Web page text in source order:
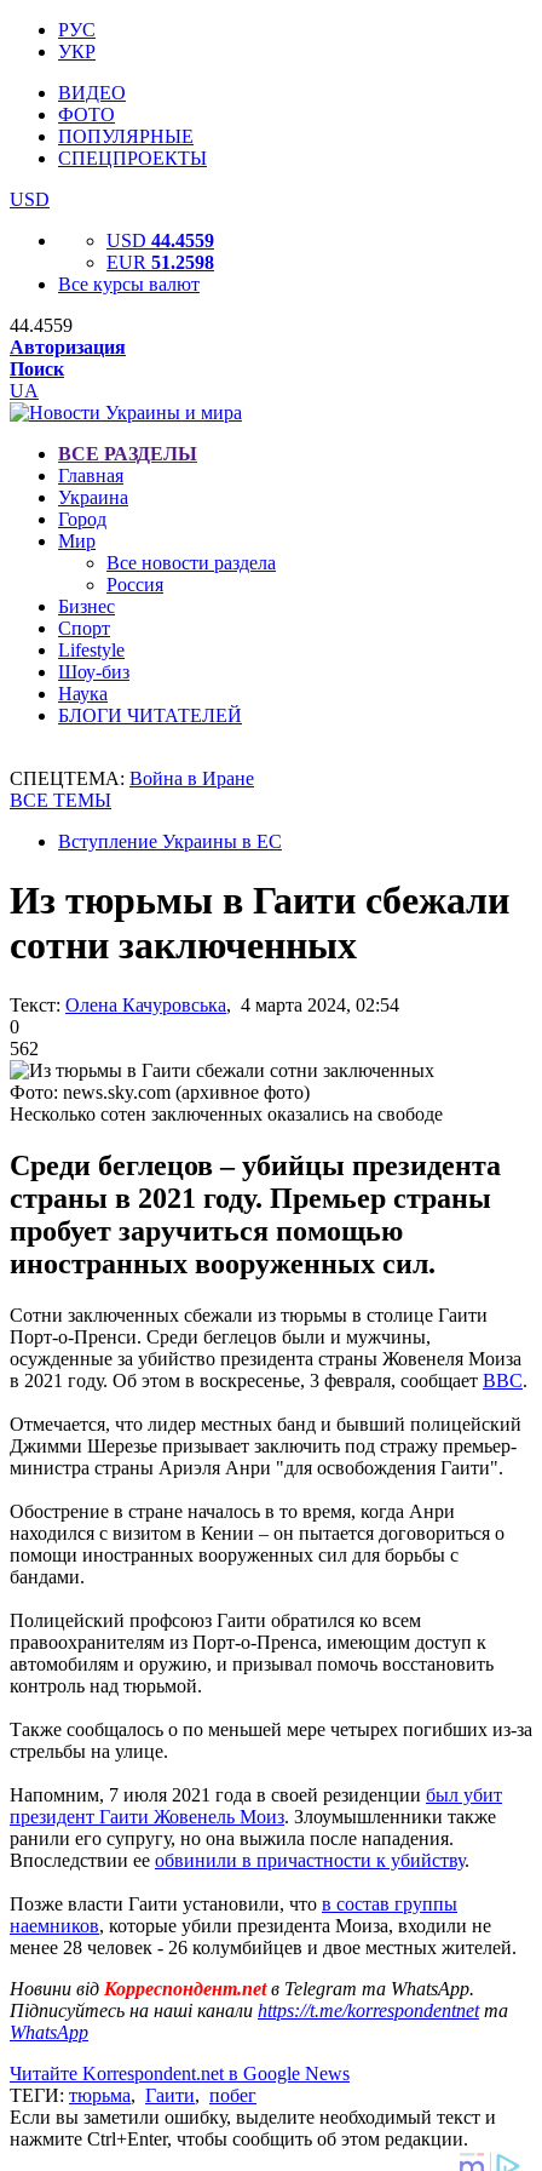
РУС
УКР
ВИДЕО
ФОТО
ПОПУЛЯРНЫЕ
СПЕЦПРОЕКТЫ
USD
USD 44.4559
EUR 51.2598
Все курсы валют
44.4559
Авторизация
Поиск
UA
ВСЕ РАЗДЕЛЫ
Главная
Украина
Город
Мир
Все новости раздела
Россия
Бизнес
Спорт
Lifestyle
Шоу-биз
Наука
БЛОГИ ЧИТАТЕЛЕЙ
СПЕЦТЕМА: Война в Иране
ВСЕ ТЕМЫ
Вступление Украины в ЕС
Из тюрьмы в Гаити сбежали
сотни заключенных
Текст: Олена Качуровська, 4 марта 2024, 02:54
0
562
Фото: news.sky.com (архивное фото)
Несколько сотен заключенных оказались на свободе
Среди беглецов – убийцы президента
страны в 2021 году. Премьер страны
пробует заручиться помощью
иностранных вооруженных сил.
Сотни заключенных сбежали из тюрьмы в столице Гаити
Порт-о-Пренси. Среди беглецов были и мужчины,
осужденные за убийство президента страны Жовенеля Моиза
в 2021 году. Об этом в воскресенье, 3 февраля, сообщает BBC.
Отмечается, что лидер местных банд и бывший полицейский
Джимми Шерезье призывает заключить под стражу премьер-
министра страны Ариэля Анри "для освобождения Гаити".
Обострение в стране началось в то время, когда Анри
находился с визитом в Кении – он пытается договориться о
помощи иностранных вооруженных сил для борьбы с
бандами.
Полицейский профсоюз Гаити обратился ко всем
правоохранителям из Порт-о-Пренса, имеющим доступ к
автомобилям и оружию, и призывал помочь восстановить
контроль над тюрьмой.
Также сообщалось о по меньшей мере четырех погибших из-за
стрельбы на улице.
Напомним, 7 июля 2021 года в своей резиденции был убит
президент Гаити Жовенель Моиз. Злоумышленники также
ранили его супругу, но она выжила после нападения.
Впоследствии ее обвинили в причастности к убийству.
Позже власти Гаити установили, что в состав группы
наемников, которые убили президента Моиза, входили не
менее 28 человек - 26 колумбийцев и двое местных жителей.
Новини від Корреспондент.netв Telegram та WhatsApp.
Підписуйтесь на наші канали https://t.me/korrespondentnetта
WhatsApp
Читайте Korrespondent.net в Google News
ТЕГИ: тюрьма, Гаити, побег
Если вы заметили ошибку, выделите необходимый текст и
нажмите Ctrl+Enter, чтобы сообщить об этом редакции.